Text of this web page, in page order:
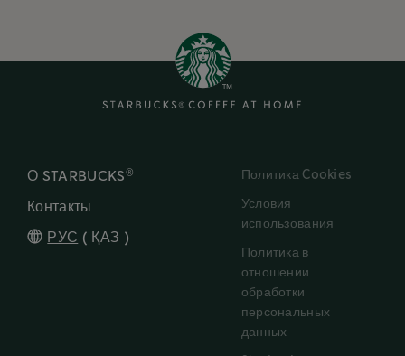
О STARBUCKS ®
Контакты
РУС ( ҚАЗ )
Политика Cookies
Условия
использования
Политика в
отношении
обработки
персональных
данных